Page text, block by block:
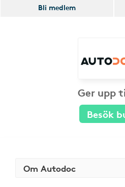
Bli medlem
Ger upp
Besök
Om Autodoc